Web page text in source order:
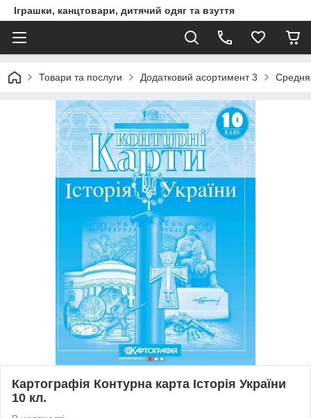
Іграшки, канцтовари, дитячий одяг та взуття
Товари та послуги Додатковий асортимент 3
Картографія Контурна карта Історія України
10 кл.